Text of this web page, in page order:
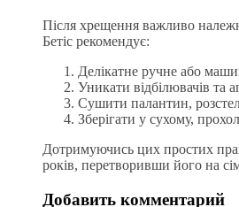
Після хрещення важливо
Бетіс рекомендує:
Делікатне ручне або
Уникати відбілювачів та
Сушити палантин,
Зберігати у сухому,
Дотримуючись цих простих
років, перетворивши його на
Добавить комментарий